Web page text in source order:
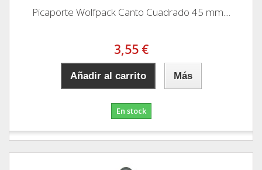
Picaporte Wolfpack Canto Cuadrado 45 mm....
3,55 €
Añadir al carrito Más
En stock